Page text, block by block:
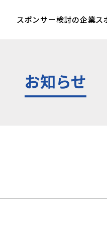
スポンサー検討の企業ス
お知らせ